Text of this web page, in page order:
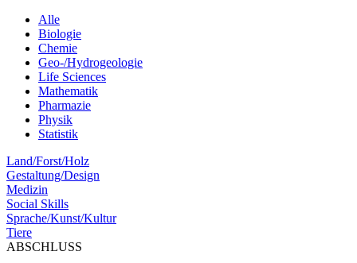
Alle
Biologie
Chemie
Geo-/Hydrogeologie
Life Sciences
Mathematik
Pharmazie
Physik
Statistik
Land/Forst/Holz
Gestaltung/Design
Medizin
Social Skills
Sprache/Kunst/Kultur
Tiere
ABSCHLUSS